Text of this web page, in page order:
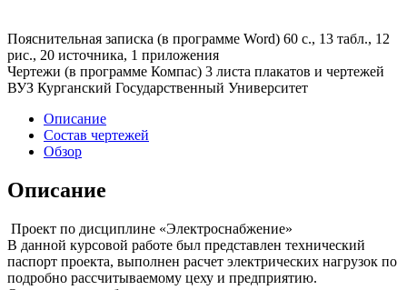
Пояснительная записка (в программе Word) 60 с., 13 табл., 12
рис., 20 источника, 1 приложения
Чертежи (в программе Компас) 3 листа плакатов и чертежей
ВУЗ Курганский Государственный Университет
Описание
Состав чертежей
Обзор
Описание
Проект по дисциплине «Электроснабжение»
В данной курсовой работе был представлен технический
паспорт проекта, выполнен расчет электрических нагрузок по
подробно рассчитываемому цеху и предприятию.